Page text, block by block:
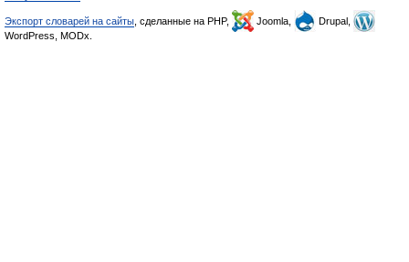
Экспорт словарей на сайты , сделанные на PHP, Joomla,
Drupal,
WordPress, MODx.